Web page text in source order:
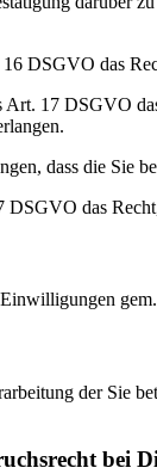
16 DSGVO das
Art. 17 DSGVO
dass die Sie
DSGVO das
Einwilligungen
der Sie
bei